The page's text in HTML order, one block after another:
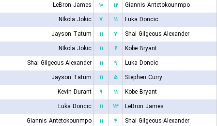
LeBron James
۱۰ ۱۲
Giannis Antetokounmpo
NIkola Jokic
۷ ۱۱
Luka Doncic
Jayson Tatum
۱۱ ۷
Shai Gilgeous-Alexander
NIkola Jokic
۱۱ ۶
Kobe Bryant
Shai Gilgeous-Alexander
۱۱ ۹
Luka Doncic
Jayson Tatum
۱۱ ۵
Stephen Curry
Kevin Durant
۹ ۱۱
Kobe Bryant
Luka Doncic
۱۱ ۱۳
LeBron James
Giannis Antetokounmpo
۱۱ ۴
Shai Gilgeous-Alexander